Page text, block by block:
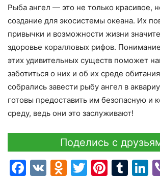
Рыба ангел — это не только красивое,
создание для экосистемы океана. Их
привычки и возможности жизни
здоровье коралловых рифов.
этих удивительных существ поможет
заботиться о них и об их среде
собрались завести рыбу ангел в
готовы предоставить им безопасную и
среду, ведь они это заслуживают!
Поделись с
Facebook
VK Twitter